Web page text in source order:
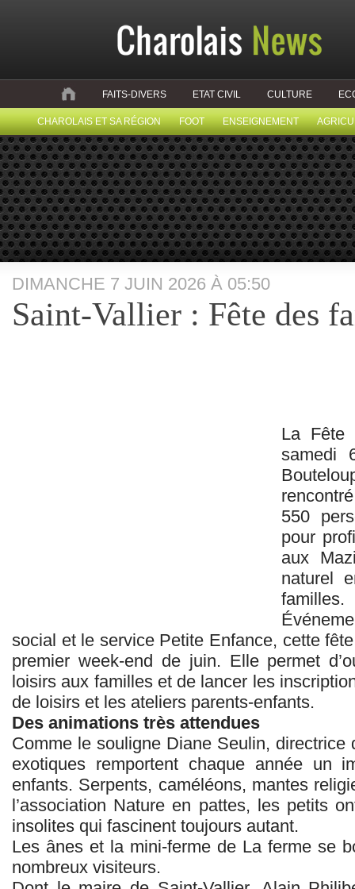
FAITS-DIVERS ETAT CIVIL CULTURE
CHAROLAIS ET SA RÉGION FOOT ENSEIGNEMENT
DIMANCHE 7 JUIN 2026 À 05:50
Saint-Vallier : Fête des
La Fête
samedi
550
pour
aux
naturel
familles.
social et le service Petite Enfance, cette
premier week‑end de juin. Elle permet
loisirs aux familles et de lancer les
de loisirs et les ateliers parents‑enfants.
Des animations très attendues
Comme le souligne Diane Seulin,
exotiques remportent chaque année un
enfants. Serpents, caméléons, mantes
l’association Nature en pattes, les petits
insolites qui fascinent toujours autant.
Les ânes et la mini‑ferme de La ferme se
nombreux visiteurs.